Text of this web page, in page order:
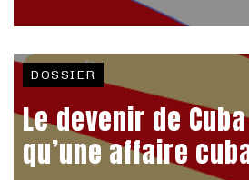
DOSSIER
Le devenir de
qu’une affaire